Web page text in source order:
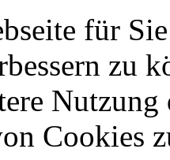
für
zu
Nutzung
Cookies